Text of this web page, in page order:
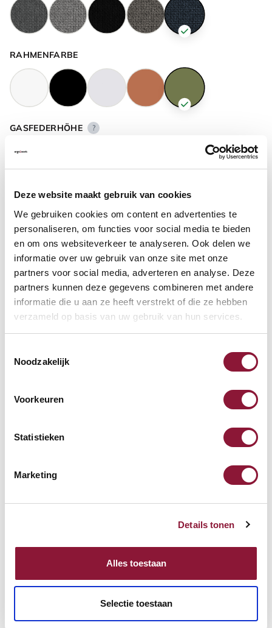
Deze website maakt gebruik van cookies
We gebruiken cookies om content en advertenties te
personaliseren, om functies voor social media te bieden
en om ons websiteverkeer te analyseren. Ook delen we
informatie over uw gebruik van onze site met onze
partners voor social media, adverteren en analyse. Deze
partners kunnen deze gegevens combineren met andere
informatie die u aan ze heeft verstrekt of die ze hebben
verzameld op basis van uw gebruik van hun services.
Noodzakelijk
Voorkeuren
Statistieken
Marketing
Details tonen
Alles toestaan
Selectie toestaan
RAHMENFARBE
GASFEDERHÖHE ?
FUSSRING ?
FUSSRING AUS POLIERTEM ALUMINIUM ?
Verfügbar
Auf der Suche nach Stückzahlen? Machen Sie Ihren Arbeitsplatz
komplett und fordern Sie direkt ein individuelles Angebot an.
Zur Vergleichsliste hinzufügen